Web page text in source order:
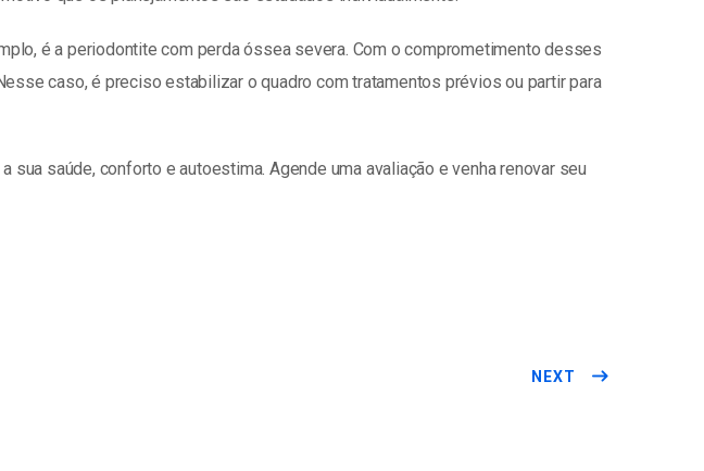
é a periodontite com perda óssea severa. Com o comprometimento desses
caso, é preciso estabilizar o quadro com tratamentos prévios ou partir para
saúde, conforto e autoestima. Agende uma avaliação e venha renovar seu
NEXT